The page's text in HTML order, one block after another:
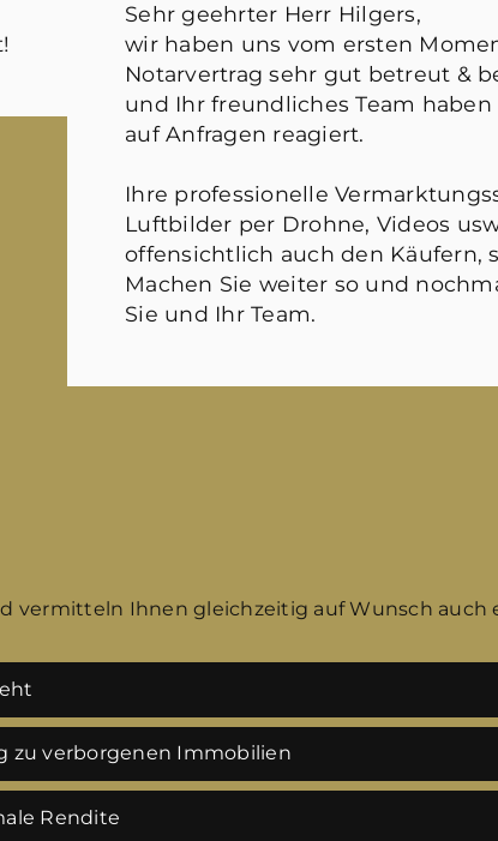
Sehr geehrter Herr Hilgers,
wir haben uns vom ersten
Notarvertrag sehr gut betreut &
und Ihr freundliches Team
auf Anfragen reagiert.
Ihre professionelle
Luftbilder per Drohne, Videos
offensichtlich auch den Käufern,
Machen Sie weiter so und
Sie und Ihr Team.
vermitteln Ihnen gleichzeitig auf Wunsch auch
zu verborgenen Immobilien
Rendite